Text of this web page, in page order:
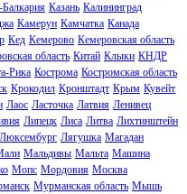
Казань Калининград
Камерун Камчатка Канада
Кед Кемерово Кемеровская область
область Китай Клыки КНДР
Рика Кострома Костромская область
Крокодил Кронштадт Крым Кувейт
Лаос Ласточка Латвия Ленивец
Липецк Лиса Литва Лихтинштейн
Люксембург Лягушка Магадан
Мальдивы Мальта Машина
Мопс Мордовия Москва
Мурманская область Мышь